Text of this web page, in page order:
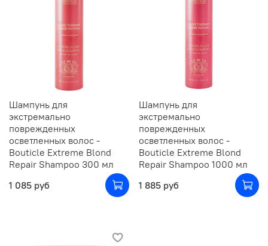
Шампунь для
экстремально
поврежденных
осветленных волос -
Bouticle Extreme Blond
Repair Shampoo 300 мл
1 085 руб
Шампунь для
экстремально
поврежденных
осветленных волос -
Bouticle Extreme Blond
Repair Shampoo 1000 мл
1 885 руб